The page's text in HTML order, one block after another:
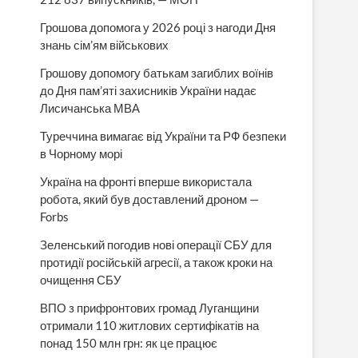
Грошова допомога у 2026 році з нагоди Дня
знань сім’ям військових
Грошову допомогу батькам загиблих воїнів
до Дня пам’яті захисників України надає
Лисичанська МВА
Туреччина вимагає від України та РФ безпеки
в Чорному морі
Україна на фронті вперше використала
робота, який був доставлений дроном —
Forbs
Зеленський погодив нові операції СБУ для
протидії російській агресії, а також кроки на
очищення СБУ
ВПО з прифронтових громад Луганщини
отримали 110 житлових сертифікатів на
понад 150 млн грн: як це працює